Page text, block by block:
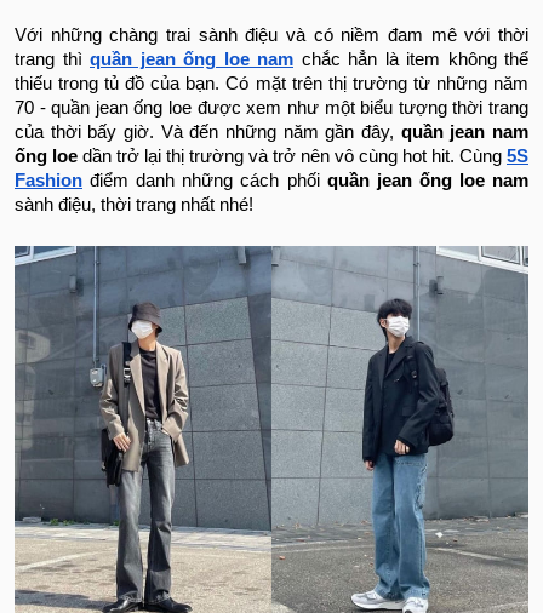
Với những chàng trai sành điệu và có niềm đam mê với thời
trang thì quần jean ống loe nam chắc hẳn là item không thể
thiếu trong tủ đồ của bạn. Có mặt trên thị trường từ những năm
70 - quần jean ống loe được xem như một biểu tượng thời trang
của thời bấy giờ. Và đến những năm gần đây, quần jean nam
ống loe dần trở lại thị trường và trở nên vô cùng hot hit. Cùng 5S
Fashion điểm danh những cách phốiquần jean ống loe nam
sành điệu, thời trang nhất nhé!